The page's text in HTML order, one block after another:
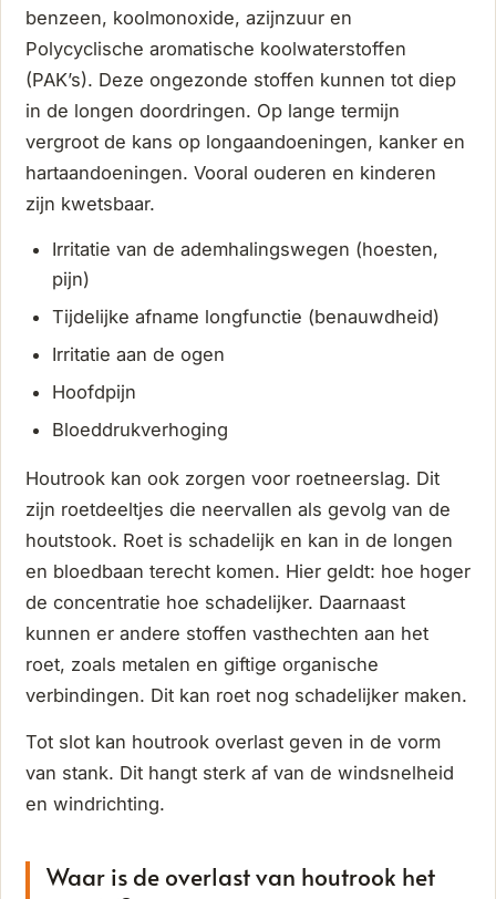
benzeen, koolmonoxide, azijnzuur en
Polycyclische aromatische koolwaterstoffen
(PAK’s). Deze ongezonde stoffen kunnen tot diep
in de longen doordringen. Op lange termijn
vergroot de kans op longaandoeningen, kanker en
hartaandoeningen. Vooral ouderen en kinderen
zijn kwetsbaar.
Irritatie van de ademhalingswegen (hoesten,
pijn)
Tijdelijke afname longfunctie (benauwdheid)
Irritatie aan de ogen
Hoofdpijn
Bloeddrukverhoging
Houtrook kan ook zorgen voor roetneerslag. Dit
zijn roetdeeltjes die neervallen als gevolg van de
houtstook. Roet is schadelijk en kan in de longen
en bloedbaan terecht komen. Hier geldt: hoe hoger
de concentratie hoe schadelijker. Daarnaast
kunnen er andere stoffen vasthechten aan het
roet, zoals metalen en giftige organische
verbindingen. Dit kan roet nog schadelijker maken.
Tot slot kan houtrook overlast geven in de vorm
van stank. Dit hangt sterk af van de windsnelheid
en windrichting.
Waar is de overlast van houtrook het